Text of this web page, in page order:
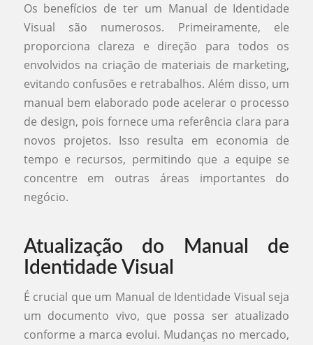
Os benefícios de ter um Manual de Identidade
Visual são numerosos. Primeiramente, ele
proporciona clareza e direção para todos os
envolvidos na criação de materiais de marketing,
evitando confusões e retrabalhos. Além disso, um
manual bem elaborado pode acelerar o processo
de design, pois fornece uma referência clara para
novos projetos. Isso resulta em economia de
tempo e recursos, permitindo que a equipe se
concentre em outras áreas importantes do
negócio.
Atualização do Manual de
Identidade Visual
É crucial que um Manual de Identidade Visual seja
um documento vivo, que possa ser atualizado
conforme a marca evolui. Mudanças no mercado,